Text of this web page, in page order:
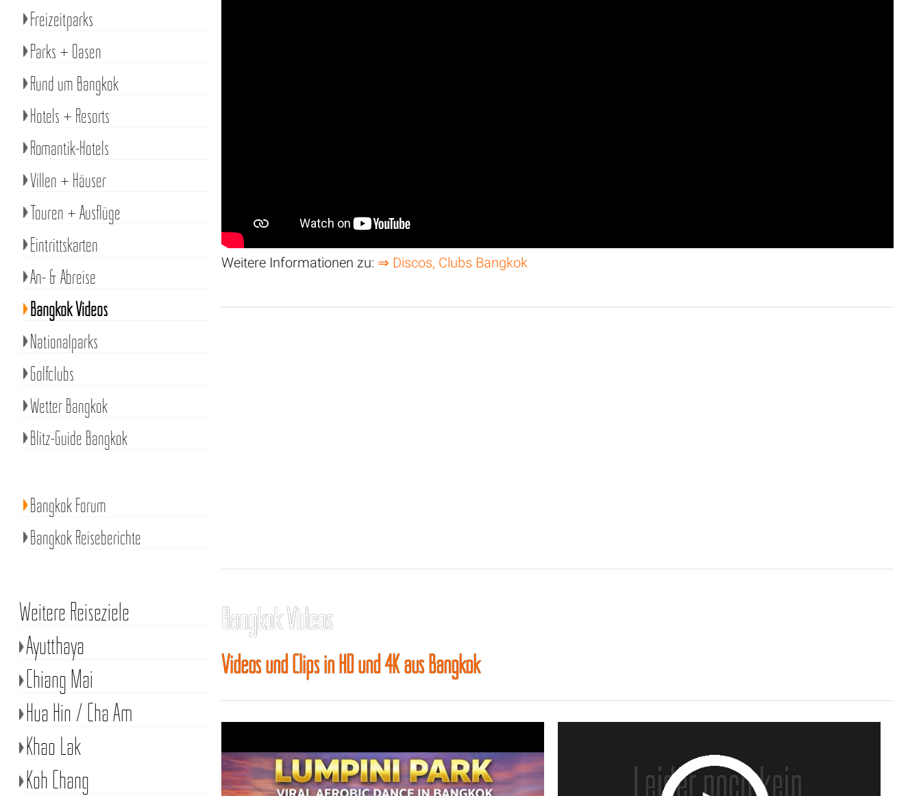
Weitere Informationen zu: ⇒ Discos, Clubs Bangkok
Bangkok Videos
Videos und Clips in HD und 4K aus Bangkok
Freizeitparks
Parks + Oasen
Rund um Bangkok
Hotels + Resorts
Romantik-Hotels
Villen + Häuser
Touren + Ausflüge
Eintrittskarten
An- & Abreise
Bangkok Videos
Nationalparks
Golfclubs
Wetter Bangkok
Blitz-Guide Bangkok
Bangkok Forum
Bangkok Reiseberichte
Weitere Reiseziele
Ayutthaya
Chiang Mai
Hua Hin / Cha Am
Khao Lak
Koh Chang